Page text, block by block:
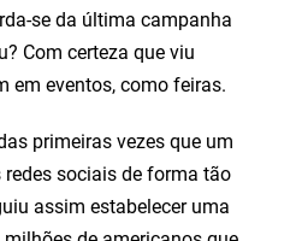
se da última campanha
Com certeza que viu
em eventos, como feiras.
primeiras vezes que um
sociais de forma tão
assim estabelecer uma